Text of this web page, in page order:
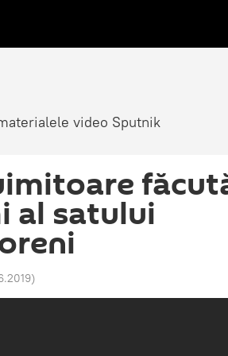
video Sputnik
al satului
)